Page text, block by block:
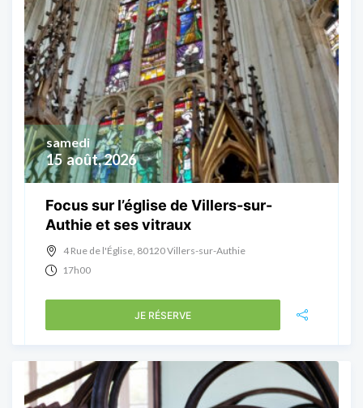
15 août, 2026
samedi
Focus sur l’église de Villers-sur-
Authie et ses vitraux
4 Rue de l'Église, 80120 Villers-sur-Authie
17h00
JE RÉSERVE